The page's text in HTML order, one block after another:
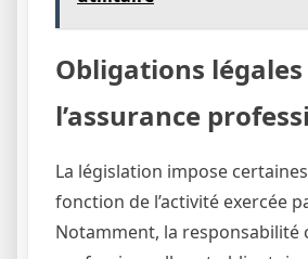
Obligations légales
l’assurance
La législation impose
fonction de l’activité exercée
Notamment, la responsabilité